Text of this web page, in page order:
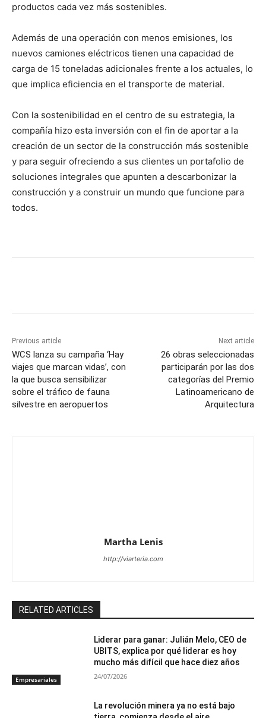
productos cada vez más sostenibles.
Además de una operación con menos emisiones, los
nuevos camiones eléctricos tienen una capacidad de
carga de 15 toneladas adicionales frente a los actuales, lo
que implica eficiencia en el transporte de material.
Con la sostenibilidad en el centro de su estrategia, la
compañía hizo esta inversión con el fin de aportar a la
creación de un sector de la construcción más sostenible
y para seguir ofreciendo a sus clientes un portafolio de
soluciones integrales que apunten a descarbonizar la
construcción y a construir un mundo que funcione para
todos.
Previous article
WCS lanza su campaña ‘Hay
viajes que marcan vidas’, con
la que busca sensibilizar
sobre el tráfico de fauna
silvestre en aeropuertos
Next article
26 obras seleccionadas
participarán por las dos
categorías del Premio
Latinoamericano de
Arquitectura
Martha Lenis
http://viarteria.com
RELATED ARTICLES
Empresariales
Liderar para ganar: Julián Melo, CEO de
UBITS, explica por qué liderar es hoy
mucho más difícil que hace diez años
24/07/2026
La revolución minera ya no está bajo